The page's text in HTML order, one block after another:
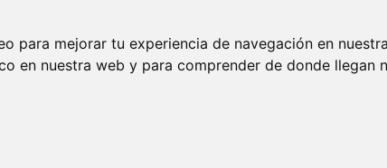
para mejorar tu experiencia de navegación en
en nuestra web y para comprender de donde llegan